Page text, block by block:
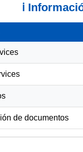
ℹ
de documentos